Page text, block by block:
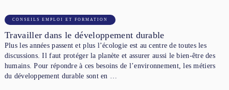
CONSEILS EMPLOI ET FORMATION
Travailler dans le développement durable
Plus les années passent et plus l’écologie est au centre de toutes les
discussions. Il faut protéger la planète et assurer aussi le bien-être des
humains. Pour répondre à ces besoins de l’environnement, les métiers
du développement durable sont en …